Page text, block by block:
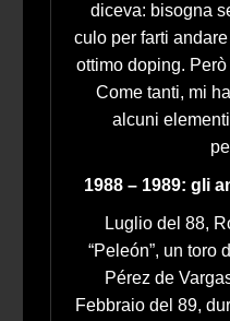
diceva: bisogna
culo per farti
ottimo doping.
Come tanti, mi
alcuni
1988 – 1989: gli
Luglio del 88,
“Peleón”, un toro
Pérez de
Febbraio del 89,